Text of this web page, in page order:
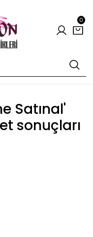
0
Satınal'
sonuçları